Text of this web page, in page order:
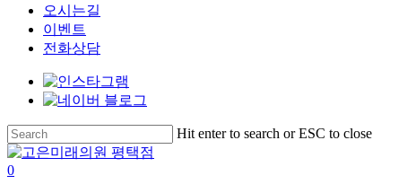
오시는길
이벤트
전화상담
Skip
to
main
content
Hit enter to search or ESC to close
Close
Search
search
0